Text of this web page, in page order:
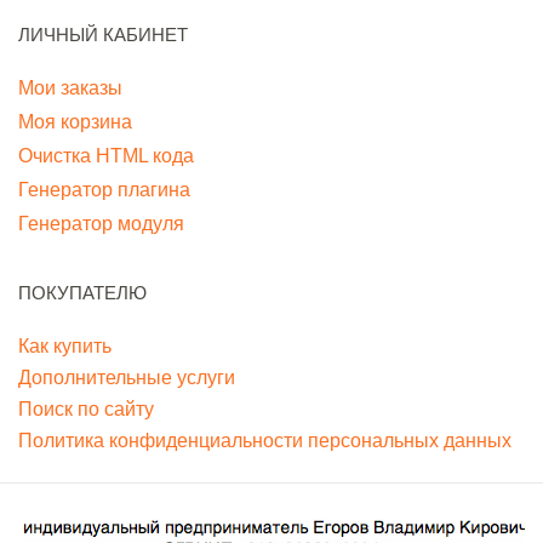
ЛИЧНЫЙ КАБИНЕТ
Мои заказы
Моя корзина
Очистка HTML кода
Генератор плагина
Генератор модуля
ПОКУПАТЕЛЮ
Как купить
Дополнительные услуги
Поиск по сайту
Политика конфиденциальности персональных данных